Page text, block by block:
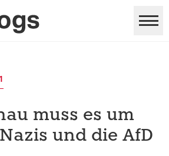
muss es um
und die AfD